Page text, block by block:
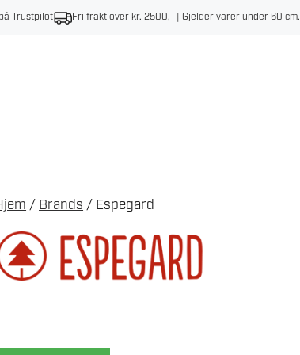
Trustpilot Fri frakt over kr. 2500,- | Gjelder varer under 60 cm.
/ Brands / Espegard